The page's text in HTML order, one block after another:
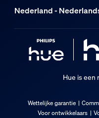
Nederland -
Hue is een
Wettelijke garantie
Voor ontwikkelaars